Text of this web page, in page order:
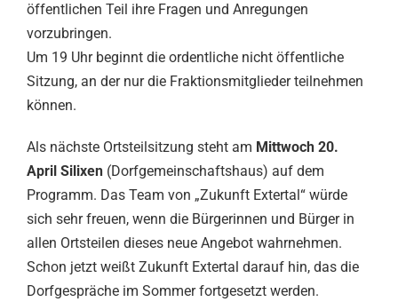
öffentlichen Teil ihre Fragen und Anregungen
vorzubringen.
Um 19 Uhr beginnt die ordentliche nicht öffentliche
Sitzung, an der nur die Fraktionsmitglieder teilnehmen
können.
Als nächste Ortsteilsitzung steht am Mittwoch 20.
April Silixen (Dorfgemeinschaftshaus) auf dem
Programm. Das Team von „Zukunft Extertal“ würde
sich sehr freuen, wenn die Bürgerinnen und Bürger in
allen Ortsteilen dieses neue Angebot wahrnehmen.
Schon jetzt weißt Zukunft Extertal darauf hin, das die
Dorfgespräche im Sommer fortgesetzt werden.